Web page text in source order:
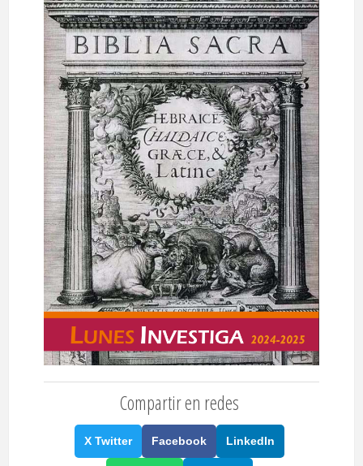
Compartir en redes
X Twitter Facebook LinkedIn